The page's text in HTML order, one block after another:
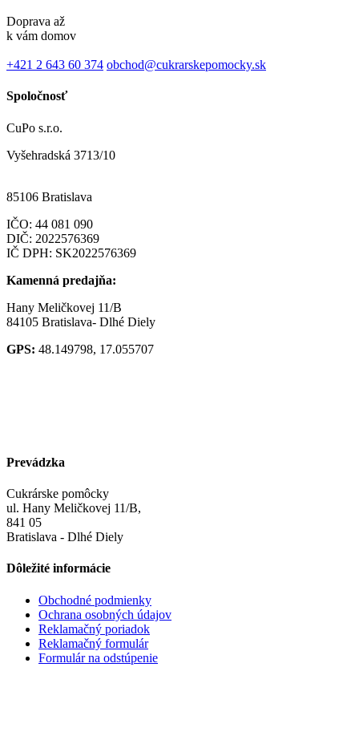
Doprava až
k vám domov
+421 2 643 60 374 obchod@cukrarskepomocky.sk
Spoločnosť
CuPo s.r.o.
Vyšehradská 3713/10
85106 Bratislava
IČO: 44 081 090
DIČ: 2022576369
IČ DPH: SK2022576369
Kamenná predajňa:
Hany Meličkovej 11/B
84105 Bratislava- Dlhé Diely
GPS: 48.149798, 17.055707
Prevádzka
Cukrárske pomôcky
ul. Hany Meličkovej 11/B,
841 05
Bratislava - Dlhé Diely
Dôležité informácie
Obchodné podmienky
Ochrana osobných údajov
Reklamačný poriadok
Reklamačný formulár
Formulár na odstúpenie